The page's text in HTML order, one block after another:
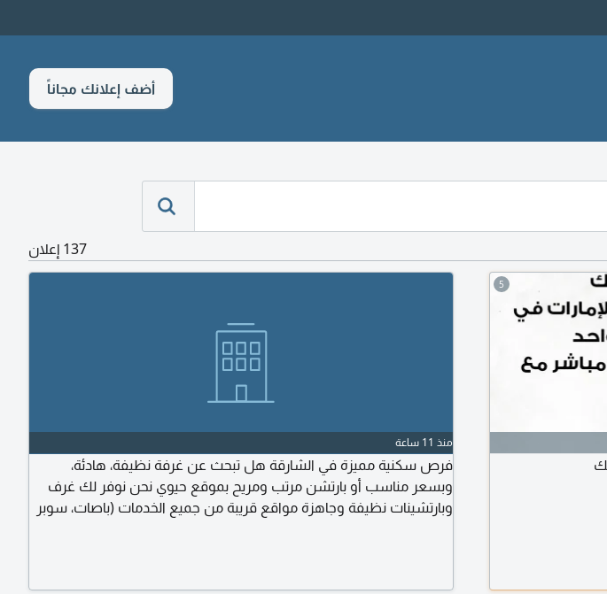
أضف إعلانك مجاناً
137 إعلان
5
منذ 11 ساعة
فرص سكنية مميزة في الشارقة هل تبحث عن غرفة نظيفة، هادئة،
وبسعر مناسب أو بارتشن مرتب ومريح بموقع حيوي نحن نوفر لك غرف
وبارتشينات نظيفة وجاهزة مواقع قريبة من جميع الخدمات (باصات، سوبر